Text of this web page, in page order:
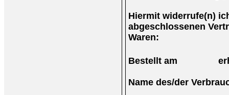
Hiermit widerrufe(n)
abgeschlossenen
Waren:
Bestellt am
Name des/der